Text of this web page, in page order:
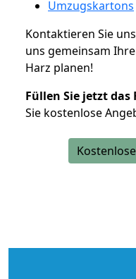
Umzugskartons
Kontaktieren Sie
uns gemeinsam
Harz planen!
Füllen Sie jetzt
Sie kostenlose